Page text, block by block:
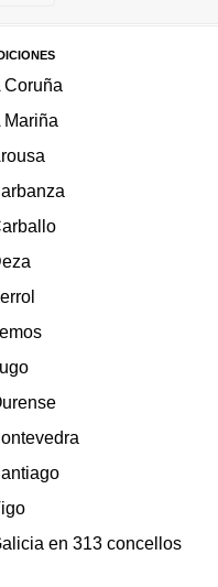
Coruña
Mariña
en 313 concellos